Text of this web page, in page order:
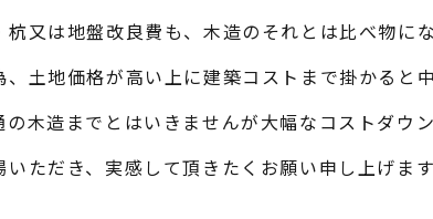
又は地盤改良費も、木造のそれとは比べ物に
土地価格が高い上に建築コストまで掛かると
木造までとはいきませんが大幅なコストダウ
ただき、実感して頂きたくお願い申し上げます